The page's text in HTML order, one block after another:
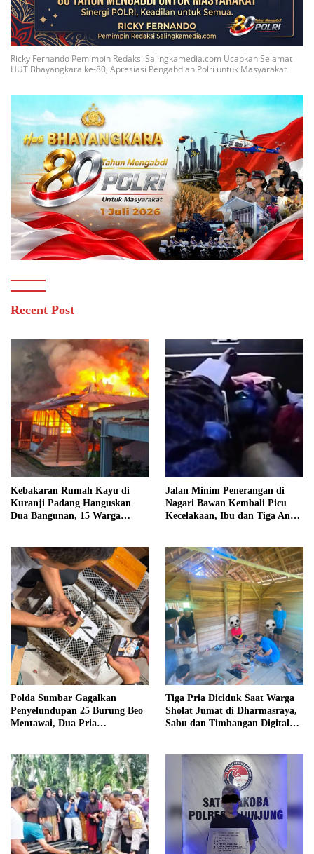
Ricky Fernando Pemimpin Redaksi Salingkamedia.com Ucapkan Selamat
HUT Bhayangkara ke-80, Apresiasi Pengabdian Polri untuk Masyarakat
Recent Post
Kebakaran Rumah Kayu di
Kuranji Padang Hanguskan
Dua Bangunan, 15 Warga
Jalan Minim Penerangan di
Nagari Bawan Kembali Picu
Kecelakaan, Ibu dan Tiga Anak
Polda Sumbar Gagalkan
Penyelundupan 25 Burung Beo
Mentawai, Dua Pria
Tiga Pria Diciduk Saat Warga
Sholat Jumat di Dharmasraya,
Sabu dan Timbangan Digital